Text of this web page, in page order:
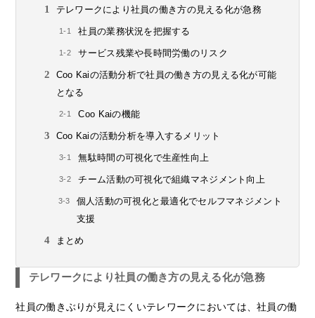
テレワークにより社員の働き方の見える化が急務
社員の業務状況を把握する
サービス残業や長時間労働のリスク
Coo Kaiの活動分析で社員の働き方の見える化が可能
となる
Coo Kaiの機能
Coo Kaiの活動分析を導入するメリット
無駄時間の可視化で生産性向上
チーム活動の可視化で組織マネジメント向上
個人活動の可視化と最適化でセルフマネジメント
支援
まとめ
テレワークにより社員の働き方の見える化が急務
社員の働きぶりが見えにくいテレワークにおいては、社員の働